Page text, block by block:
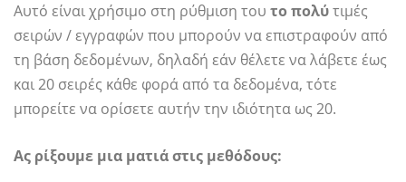
Αυτό είναι χρήσιμο στη ρύθμιση του το πολύτιμές
σειρών / εγγραφών που μπορούν να επιστραφούν από
τη βάση δεδομένων, δηλαδή εάν θέλετε να λάβετε έως
και 20 σειρές κάθε φορά από τα δεδομένα, τότε
μπορείτε να ορίσετε αυτήν την ιδιότητα ως 20.
Ας ρίξουμε μια ματιά στις μεθόδους: